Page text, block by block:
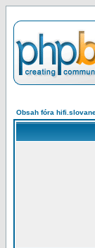
Obsah fóra